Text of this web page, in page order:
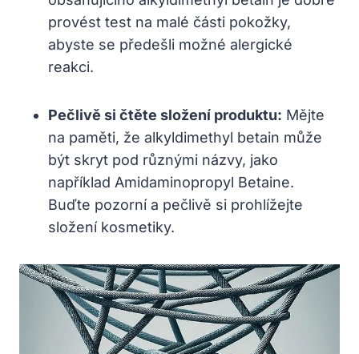
provést test na malé části pokožky,
abyste se předešli možné alergické
reakci.
Pečlivě si čtěte složení produktu: Mějte
na paměti, že alkyldimethyl betain může
být skryt pod různými názvy, jako
například Amidaminopropyl Betaine.
Buďte pozorní a pečlivě si prohlížejte
složení kosmetiky.